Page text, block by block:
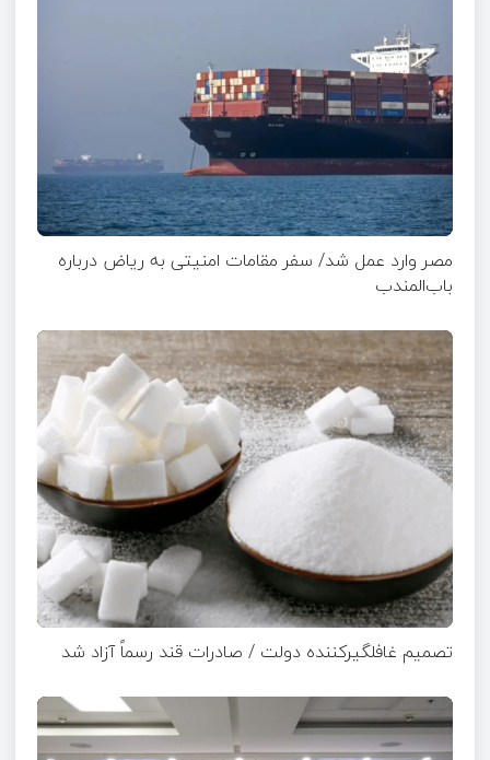
مصر وارد عمل شد/ سفر مقامات امنیتی به ریاض درباره
باب‌المندب
تصمیم غافلگیرکننده دولت / صادرات قند رسماً آزاد شد